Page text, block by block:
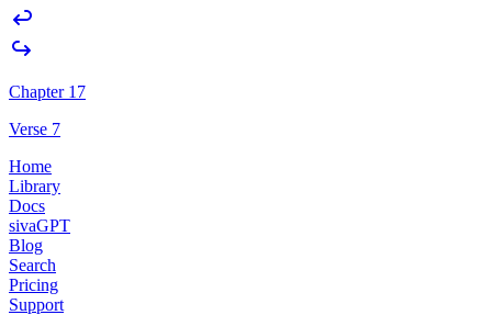
Chapter 17
Verse 7
Home
Library
Docs
sivaGPT
Blog
Search
Pricing
Support